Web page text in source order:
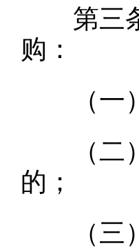
第三
购：
（一）
（二）
的；
（三）